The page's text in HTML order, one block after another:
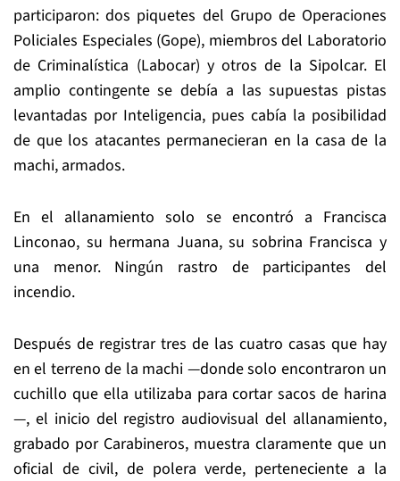
participaron: dos piquetes del Grupo de Operaciones
Policiales Especiales (Gope), miembros del Laboratorio
de Criminalística (Labocar) y otros de la Sipolcar. El
amplio contingente se debía a las supuestas pistas
levantadas por Inteligencia, pues cabía la posibilidad
de que los atacantes permanecieran en la casa de la
machi, armados.
En el allanamiento solo se encontró a Francisca
Linconao, su hermana Juana, su sobrina Francisca y
una menor. Ningún rastro de participantes del
incendio.
Después de registrar tres de las cuatro casas que hay
en el terreno de la machi —donde solo encontraron un
cuchillo que ella utilizaba para cortar sacos de harina
—, el inicio del registro audiovisual del allanamiento,
grabado por Carabineros, muestra claramente que un
oficial de civil, de polera verde, perteneciente a la